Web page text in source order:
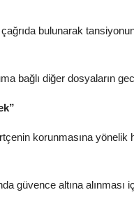
bulunarak
bağlı diğer dosyaların
korunmasına
güvence altına alınması